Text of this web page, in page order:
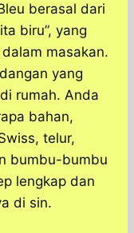
berasal dari
biru”, yang
masakan.
yang
rumah. Anda
bahan,
telur,
bumbu-bumbu
lengkap dan
di sin.